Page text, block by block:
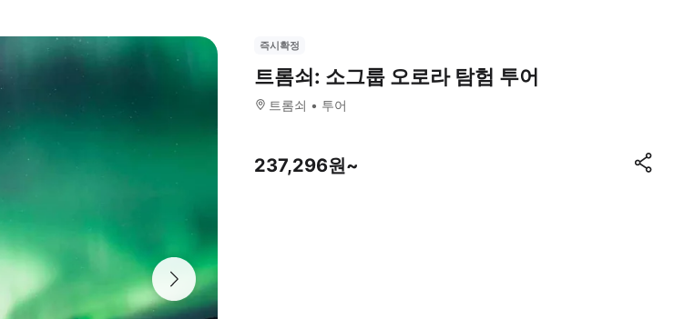
즉시확정
트롬쇠: 소그룹 오로라 탐험 투어
트롬쇠 투어
237,296원~